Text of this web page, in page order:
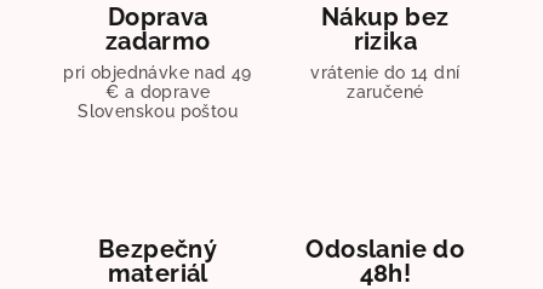
Doprava
zadarmo
pri objednávke nad 49
€ a doprave
Slovenskou poštou
Nákup bez
rizika
vrátenie do 14 dní
zaručené
Bezpečný
materiál
Odoslanie do
48h!